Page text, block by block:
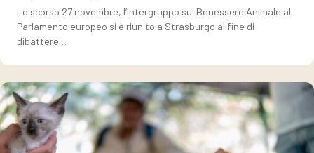
Lo scorso 27 novembre, l’Intergruppo sul Benessere Animale al
Parlamento europeo si è riunito a Strasburgo al fine di
dibattere…